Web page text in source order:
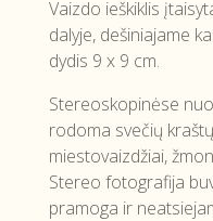
Vaizdo ieškiklis
dalyje, dešiniajame
dydis 9 x 9 cm.
Stereoskopinėse
rodoma svečių
miestovaizdžiai,
Stereo fotografija
pramoga ir